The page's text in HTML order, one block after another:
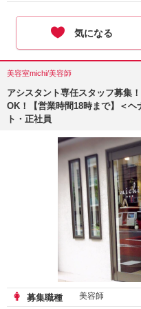
気になる
美容室michi/美容師
アシスタント専任スタッフ募集
OK！【営業時間18時まで】＜
ト・正社員
募集職種 美容師